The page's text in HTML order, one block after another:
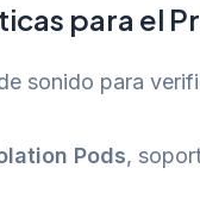
para el
sonido para
Pods,